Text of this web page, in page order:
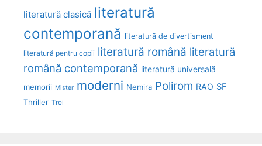
literatură clasică literatură
contemporană literatură de divertisment
literatură pentru copii literatură română literatură
română contemporană literatură universală
memorii Mister moderni Nemira Polirom RAO SF
Thriller Trei